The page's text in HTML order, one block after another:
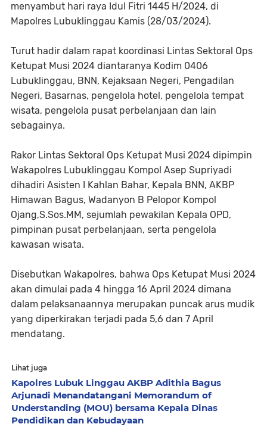
menyambut hari raya Idul Fitri 1445 H/2024, di
Mapolres Lubuklinggau Kamis (28/03/2024).
Turut hadir dalam rapat koordinasi Lintas Sektoral Ops
Ketupat Musi 2024 diantaranya Kodim 0406
Lubuklinggau, BNN, Kejaksaan Negeri, Pengadilan
Negeri, Basarnas, pengelola hotel, pengelola tempat
wisata, pengelola pusat perbelanjaan dan lain
sebagainya.
Rakor Lintas Sektoral Ops Ketupat Musi 2024 dipimpin
Wakapolres Lubuklinggau Kompol Asep Supriyadi
dihadiri Asisten I Kahlan Bahar, Kepala BNN, AKBP
Himawan Bagus, Wadanyon B Pelopor Kompol
Ojang,S.Sos.MM, sejumlah pewakilan Kepala OPD,
pimpinan pusat perbelanjaan, serta pengelola
kawasan wisata.
Disebutkan Wakapolres, bahwa Ops Ketupat Musi 2024
akan dimulai pada 4 hingga 16 April 2024 dimana
dalam pelaksanaannya merupakan puncak arus mudik
yang diperkirakan terjadi pada 5,6 dan 7 April
mendatang.
Lihat juga
Kapolres Lubuk Linggau AKBP Adithia Bagus
Arjunadi Menandatangani Memorandum of
Understanding (MOU) bersama Kepala Dinas
Pendidikan dan Kebudayaan